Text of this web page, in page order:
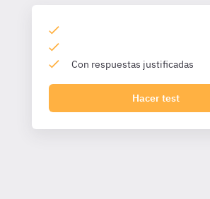
Con respuestas justificadas
Hacer test